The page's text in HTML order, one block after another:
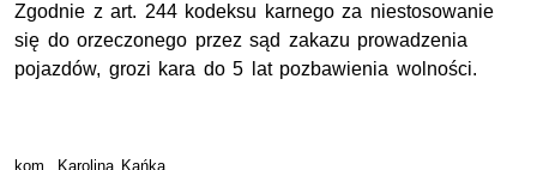
Zgodnie z art. 244 kodeksu karnego za niestosowanie
się do orzeczonego przez sąd zakazu prowadzenia
pojazdów, grozi kara do 5 lat pozbawienia wolności.
kom. Karolina Kańka